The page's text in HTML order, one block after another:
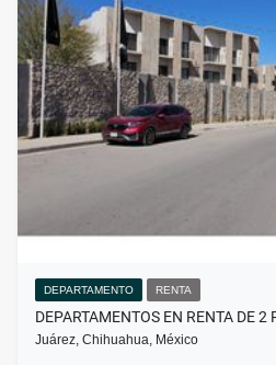
DEPARTAMENTO RENTA
DEPARTAMENTOS EN RENTA DE 2
Juárez, Chihuahua, México